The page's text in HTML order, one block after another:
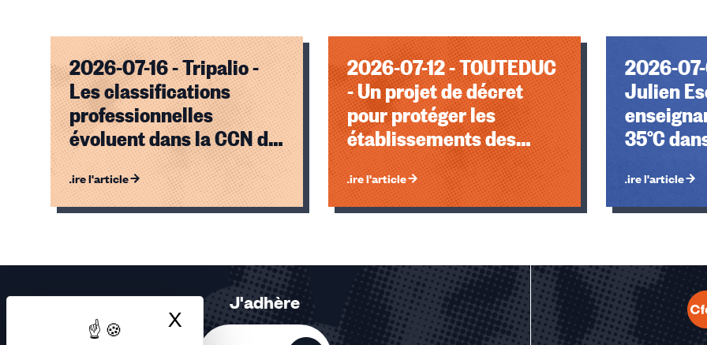
X Masquer le bandeau des cookies
2026-07-16 - Tripalio -
Les classifications
professionnelles
évoluent dans la CCN de
l'enseignement privé
indépendant
Lire l'article
2026-07-12 - TOUTEDUC
- Un projet de décret
pour protéger les
établissements des
parents violents, les
organisations
syndicales refusent que
Lire l'article
2026-
Julien
35°C
tout
Lire l'article
Éléments
sur
accessibles
J'adhère